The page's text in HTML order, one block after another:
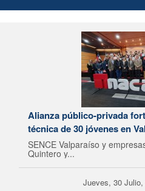
Alianza público-privada
técnica de 30 jóvenes en
SENCE Valparaíso y
Quintero y...
Jueves, 30